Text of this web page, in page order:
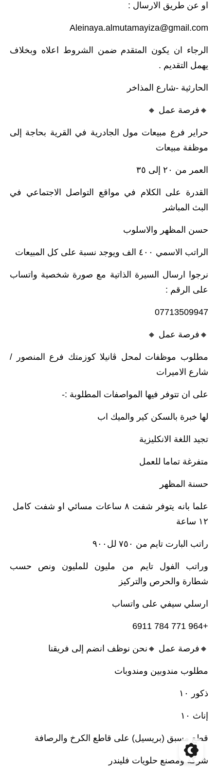
او عن طريق الارسال :
Aleinaya.almutamayiza@gmail.com
الرجاء ان يكون المتقدم ضمن الشروط اعلاه وبخلاف
يهمل التقديم .
الحارثية -شارع المذاخر
🔸️فرصة عمل 🔸️
حراير فرع مبيعات مول الجادرية في القرية بحاجة إلى
موظفة مبيعات
العمر من ٢٠ إلى ٣٥
القدرة على الكلام في مواقع التواصل الاجتماعي في
البث المباشر
حسن المظهر والاسلوب
الراتب الاسمي ٤٠٠ الف ويوجد نسبة على كل المبيعات
نرجوا ارسال السيرة الذاتية مع صورة شخصية واتساب
على الرقم :
07713509947
🔸️فرصة عمل 🔸️
مطلوب موظفات لمحل ڤانيلا كوزمتك فرع المنصور /
شارع الاميرات
على ان تتوفر فيها المواصفات المطلوبة :-
لها خبرة بالسكن كير والميك اب
تجيد اللغة الانكليزية
متفرغة تماما للعمل
حسنة المظهر
علما بانه يتوفر شفت ٨ ساعات مسائي او شفت كامل
١٢ ساعة
راتب البارت تايم من ٧٥٠ لل٩٠٠
وراتب الفول تايم من مليون للمليون ونص حسب
شطارة والحرص والتركيز
ارسلي سيفي على واتساب
+964 771 784 6911
🔸️فرصة عمل 🔸️نحن نوظف انضم إلى فريقنا
مطلوب مندوبين ومندوبات
ذكور ١٠
إناث ١٠
قطع مسبق (بريسيل) على قاطع الكرخ والرصافة
شركة ومصنع حلويات فليندر